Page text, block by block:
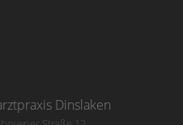
Dinslaken